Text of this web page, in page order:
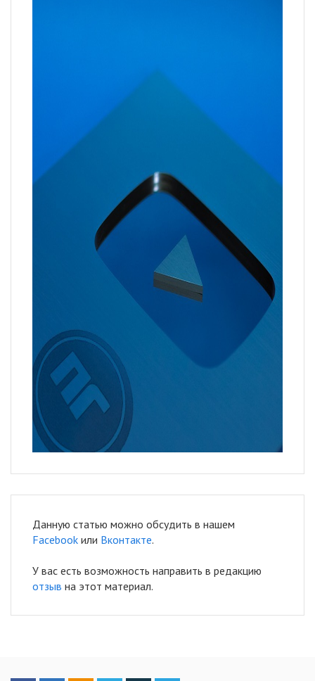
Данную статью можно обсудить в нашем
Facebook или Вконтакте.
У вас есть возможность направить в редакцию
отзыв на этот материал.